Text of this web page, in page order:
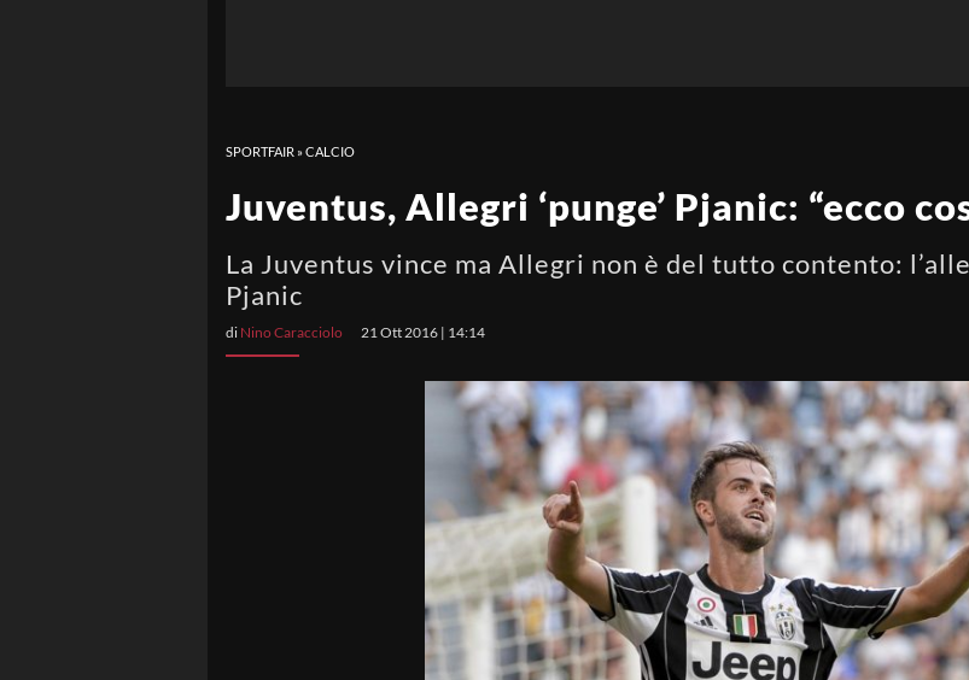
SPORTFAIR »CALCIO
Juventus, Allegri ‘punge’ Pjanic: “ecco
La Juventus vince ma Allegri non è del tutto contento:
Pjanic
di Nino Caracciolo 21 Ott 2016 | 14:14